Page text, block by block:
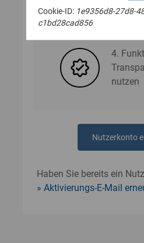
3.
4.
nutzen
Nutzerkonto
Haben Sie bereits ein
Aktivierungs-E-Mail
Cookie-ID: 1e9356d8-27d8-
c1bd28cad856